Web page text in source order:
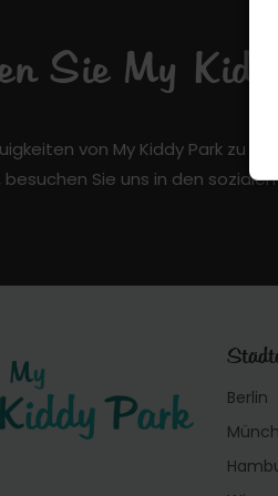
Sie My
von My Kiddy Park zu
Sie uns in den
Berlin